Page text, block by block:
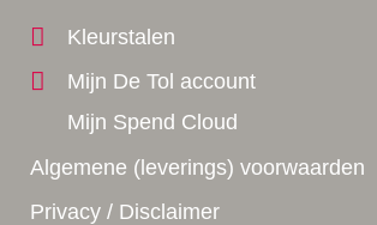
Kleurstalen
Mijn De Tol account
Mijn Spend Cloud
Algemene (leverings) voorwaarden
Privacy / Disclaimer